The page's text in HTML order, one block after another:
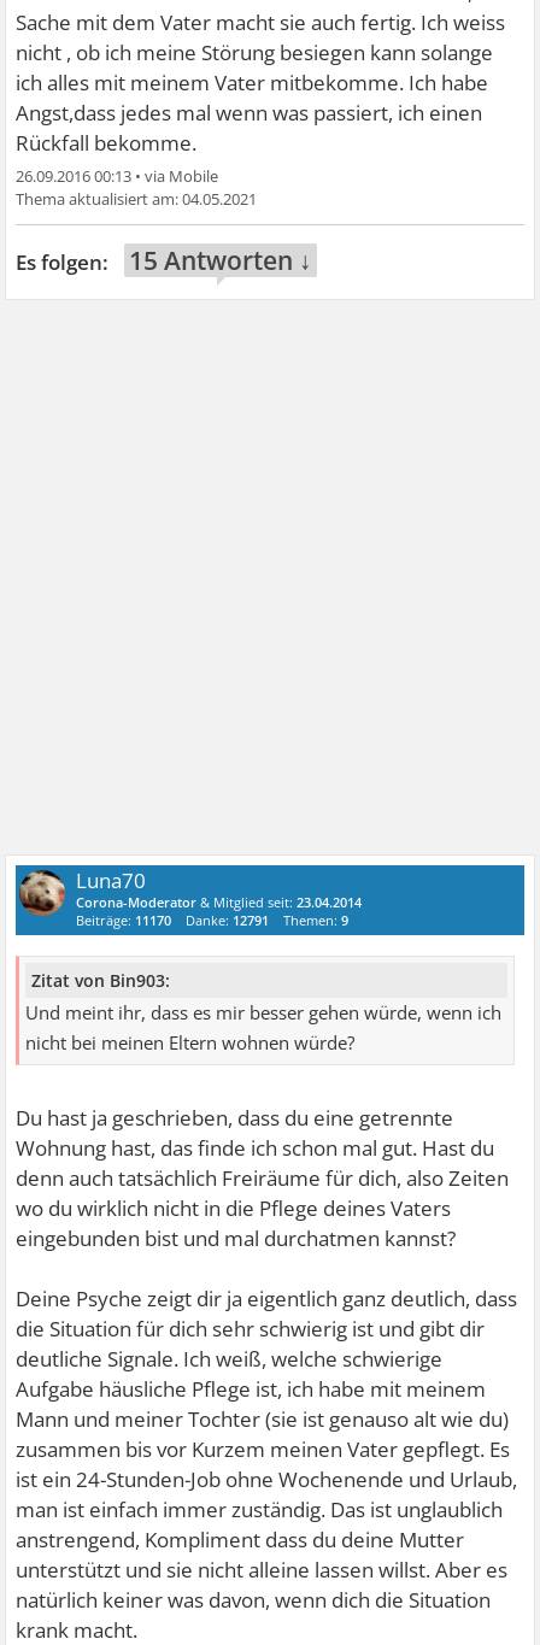
Sache mit dem Vater macht sie auch fertig. Ich weiss
nicht , ob ich meine Störung besiegen kann solange
ich alles mit meinem Vater mitbekomme. Ich habe
Angst,dass jedes mal wenn was passiert, ich einen
Rückfall bekomme.
26.09.2016 00:13 •
04.05.2021
15 Antworten ↓
Luna70
Corona-Moderator & Mitglied seit:23.04.2014
Beiträge: 11170 Danke: 12791 Themen:9
Zitat von Bin903:
Und meint ihr, dass es mir besser gehen würde, wenn ich
nicht bei meinen Eltern wohnen würde?
Du hast ja geschrieben, dass du eine getrennte
Wohnung hast, das finde ich schon mal gut. Hast du
denn auch tatsächlich Freiräume für dich, also Zeiten
wo du wirklich nicht in die Pflege deines Vaters
eingebunden bist und mal durchatmen kannst?
Deine Psyche zeigt dir ja eigentlich ganz deutlich, dass
die Situation für dich sehr schwierig ist und gibt dir
deutliche Signale. Ich weiß, welche schwierige
Aufgabe häusliche Pflege ist, ich habe mit meinem
Mann und meiner Tochter (sie ist genauso alt wie du)
zusammen bis vor Kurzem meinen Vater gepflegt. Es
ist ein 24-Stunden-Job ohne Wochenende und Urlaub,
man ist einfach immer zuständig. Das ist unglaublich
anstrengend, Kompliment dass du deine Mutter
unterstützt und sie nicht alleine lassen willst. Aber es
natürlich keiner was davon, wenn dich die Situation
krank macht.